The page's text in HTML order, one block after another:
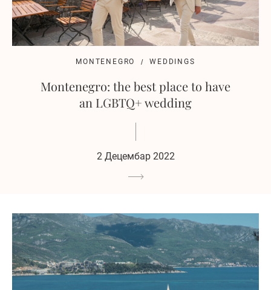
MONTENEGRO WEDDINGS
Montenegro: the best place to have
an LGBTQ+ wedding
2 Децембар 2022